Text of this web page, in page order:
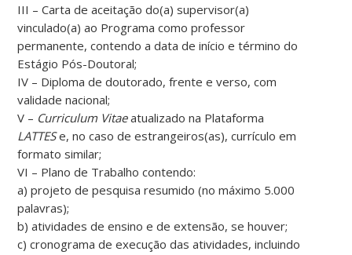
III – Carta de aceitação do(a) supervisor(a)
vinculado(a) ao Programa como professor
permanente, contendo a data de início e término do
Estágio Pós-Doutoral;
IV – Diploma de doutorado, frente e verso, com
validade nacional;
V – Curriculum Vitaeatualizado na Plataforma
LATTESe, no caso de estrangeiros(as), currículo em
formato similar;
VI – Plano de Trabalho contendo:
a) projeto de pesquisa resumido (no máximo 5.000
palavras);
b) atividades de ensino e de extensão, se houver;
c) cronograma de execução das atividades, incluindo